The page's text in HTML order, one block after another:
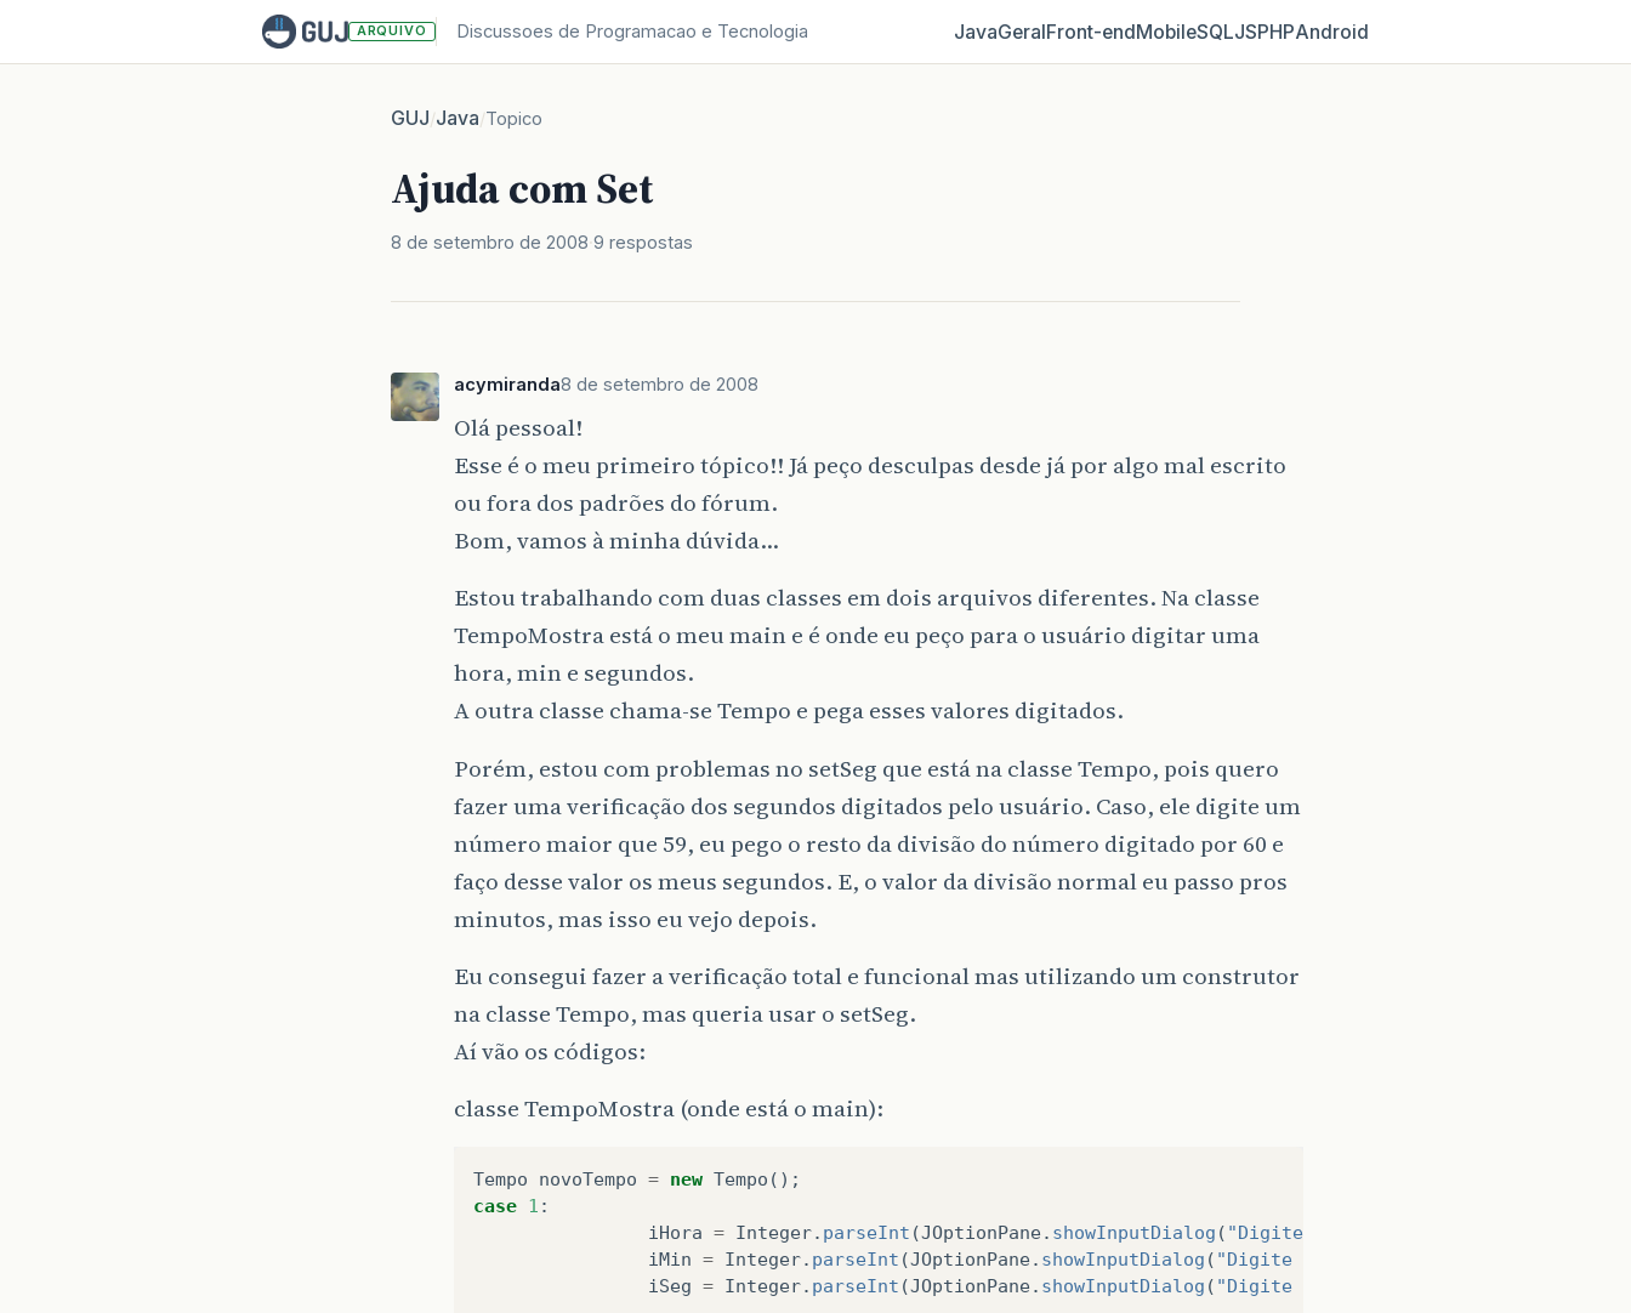
ARQUIVO Discussoes de Programacao e Tecnologia JavaGeralFront‑endMobileSQLJSPHPAndroid
GUJ/Java/Topico
Ajuda com Set
8 de setembro de 2008 9 respostas
acymiranda8 de setembro de 2008
Olá pessoal!
Esse é o meu primeiro tópico!! Já peço desculpas desde já por algo mal escrito
ou fora dos padrões do fórum.
Bom, vamos à minha dúvida…
Estou trabalhando com duas classes em dois arquivos diferentes. Na classe
TempoMostra está o meu main e é onde eu peço para o usuário digitar uma
hora, min e segundos.
A outra classe chama-se Tempo e pega esses valores digitados.
Porém, estou com problemas no setSeg que está na classe Tempo, pois quero
fazer uma verificação dos segundos digitados pelo usuário. Caso, ele digite um
número maior que 59, eu pego o resto da divisão do número digitado por 60 e
faço desse valor os meus segundos. E, o valor da divisão normal eu passo pros
minutos, mas isso eu vejo depois.
Eu consegui fazer a verificação total e funcional mas utilizando um construtor
na classe Tempo, mas queria usar o setSeg.
Aí vão os códigos:
classe TempoMostra (onde está o main):
Tempo novoTempo = new Tempo ();
case 1 :
iHora = Integer. parseInt (JOptionPane. showInputDialog ( "Digite uma hora"
iMin = Integer. parseInt (JOptionPane. showInputDialog ( "Digite um minuto"
iSeg = Integer. parseInt (JOptionPane. showInputDialog ( "Digite um segundo"